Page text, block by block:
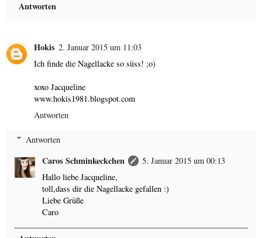
Antworten
Hokis 2. Januar 2015 um 11:03
Ich finde die Nagellacke so süss! ;o)
xoxo Jacqueline
www.hokis1981.blogspot.com
Antworten
Antworten
Caros Schminkeckchen
5. Januar 2015 um 00:13
Hallo liebe Jacqueline,
toll,dass dir die Nagellacke gefallen :)
Liebe Grüße
Caro